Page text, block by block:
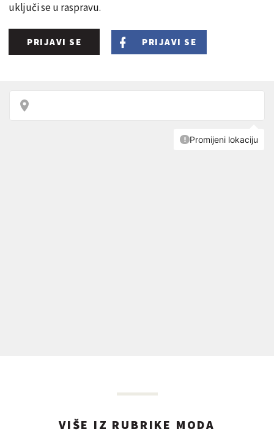
uključi se u raspravu.
PRIJAVI SE PRIJAVI SE
VIŠE IZ RUBRIKE MODA